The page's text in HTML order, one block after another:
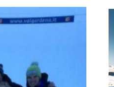
magazine